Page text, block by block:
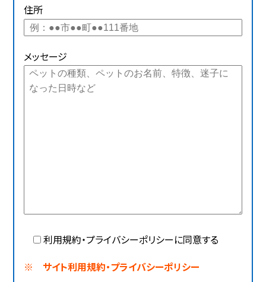
住所
メッセージ
利用規約・プライバシーポリシーに同意する
※ サイト利用規約・プライバシーポリシー